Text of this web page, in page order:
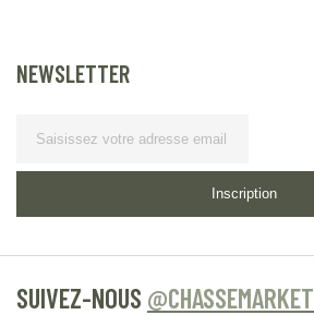
NEWSLETTER
Inscription
SUIVEZ-NOUS @CHASSEMARKET